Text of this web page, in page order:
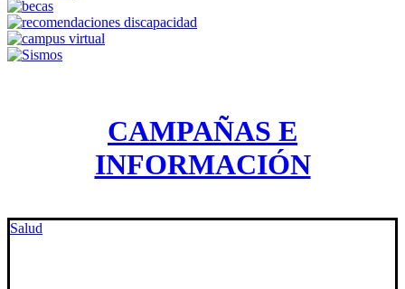
CAMPAÑAS E
INFORMACIÓN
Salud